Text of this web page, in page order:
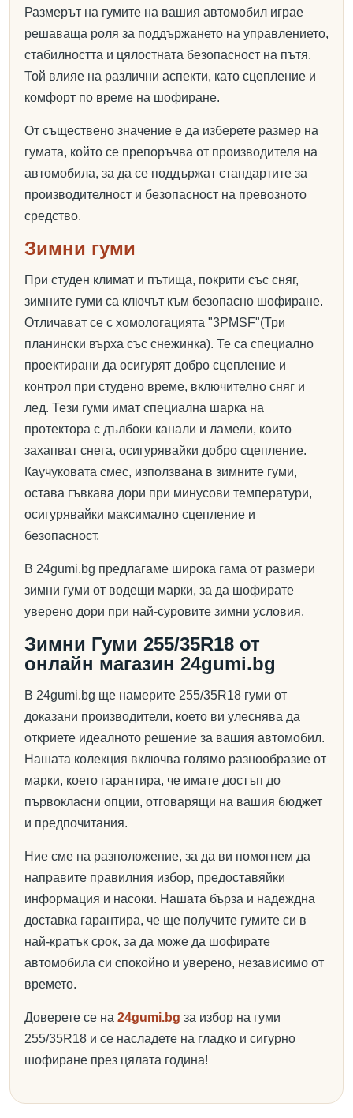
Размерът на гумите на вашия автомобил играе
решаваща роля за поддържането на управлението,
стабилността и цялостната безопасност на пътя.
Той влияе на различни аспекти, като сцепление и
комфорт по време на шофиране.
От съществено значение е да изберете размер на
гумата, който се препоръчва от производителя на
автомобила, за да се поддържат стандартите за
производителност и безопасност на превозното
средство.
Зимни гуми
При студен климат и пътища, покрити със сняг,
зимните гуми са ключът към безопасно шофиране.
Отличават се с хомологацията "3PMSF"(Три
планински върха със снежинка). Те са специално
проектирани да осигурят добро сцепление и
контрол при студено време, включително сняг и
лед. Тези гуми имат специална шарка на
протектора с дълбоки канали и ламели, които
захапват снега, осигурявайки добро сцепление.
Каучуковата смес, използвана в зимните гуми,
остава гъвкава дори при минусови температури,
осигурявайки максимално сцепление и
безопасност.
В 24gumi.bg предлагаме широка гама от размери
зимни гуми от водещи марки, за да шофирате
уверено дори при най-суровите зимни условия.
Зимни Гуми 255/35R18 от
онлайн магазин 24gumi.bg
В 24gumi.bg ще намерите 255/35R18 гуми от
доказани производители, което ви улеснява да
откриете идеалното решение за вашия автомобил.
Нашата колекция включва голямо разнообразие от
марки, което гарантира, че имате достъп до
първокласни опции, отговарящи на вашия бюджет
и предпочитания.
Ние сме на разположение, за да ви помогнем да
направите правилния избор, предоставяйки
информация и насоки. Нашата бърза и надеждна
доставка гарантира, че ще получите гумите си в
най-кратък срок, за да може да шофирате
автомобила си спокойно и уверено, независимо от
времето.
Доверете се на 24gumi.bg за избор на гуми
255/35R18 и се насладете на гладко и сигурно
шофиране през цялата година!